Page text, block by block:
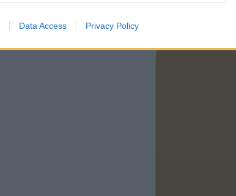
Data Access Privacy Policy